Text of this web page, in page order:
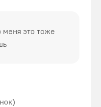
меня это тоже